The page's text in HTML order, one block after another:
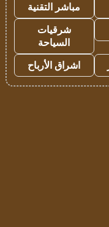
مباشر التقنية
شرقيات
السياحة
اشراق الأرباح